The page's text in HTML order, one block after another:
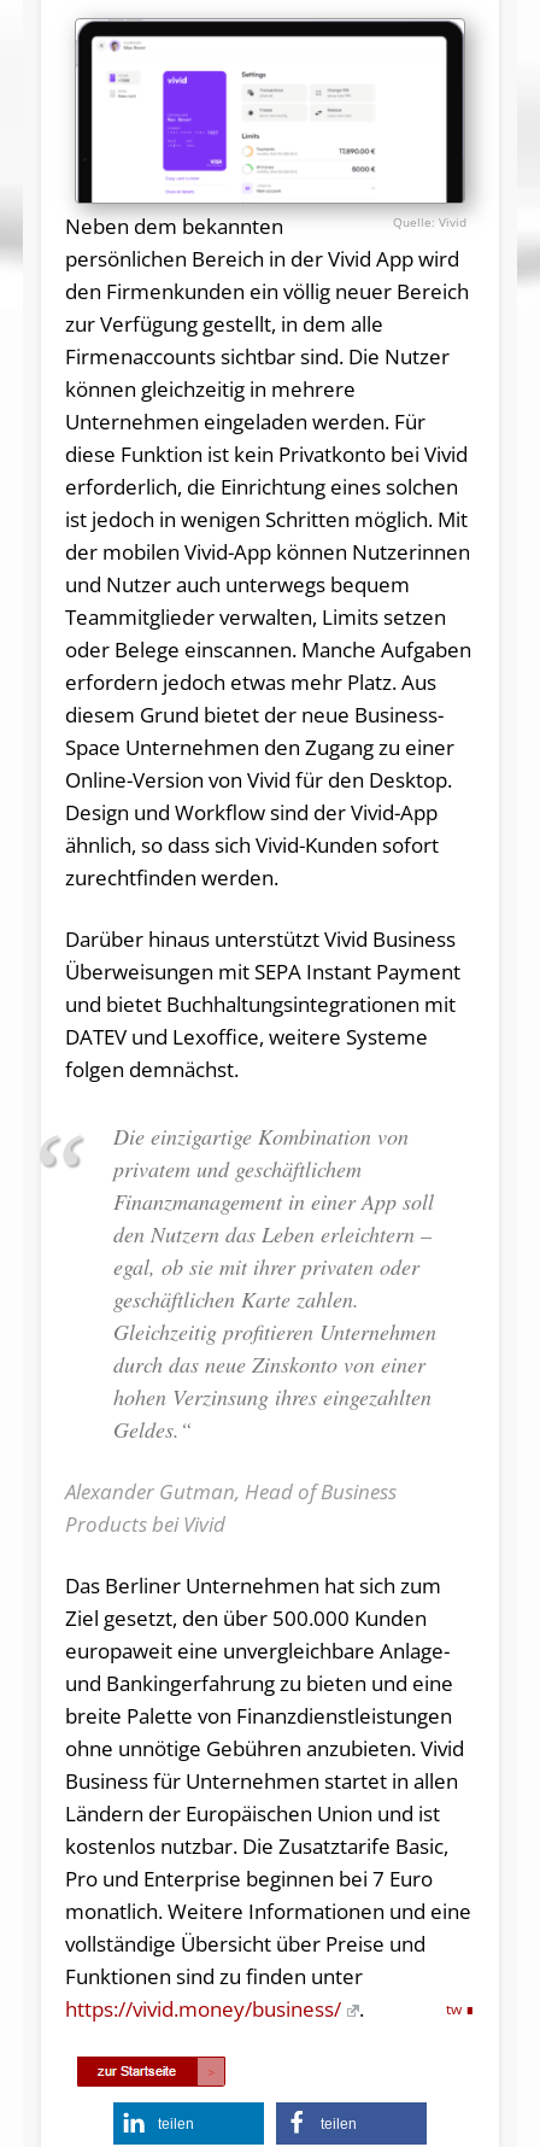
Vivid
Neben dem bekannten
persönlichen Bereich in der Vivid App wird
den Firmenkunden ein völlig neuer Bereich
zur Verfügung gestellt, in dem alle
Firmenaccounts sichtbar sind. Die Nutzer
können gleichzeitig in mehrere
Unternehmen eingeladen werden. Für
diese Funktion ist kein Privatkonto bei Vivid
erforderlich, die Einrichtung eines solchen
ist jedoch in wenigen Schritten möglich. Mit
der mobilen Vivid-App können Nutzerinnen
und Nutzer auch unterwegs bequem
Teammitglieder verwalten, Limits setzen
oder Belege einscannen. Manche Aufgaben
erfordern jedoch etwas mehr Platz. Aus
diesem Grund bietet der neue Business-
Space Unternehmen den Zugang zu einer
Online-Version von Vivid für den Desktop.
Design und Workflow sind der Vivid-App
ähnlich, so dass sich Vivid-Kunden sofort
zurechtfinden werden.
Darüber hinaus unterstützt Vivid Business
Überweisungen mit SEPA Instant Payment
und bietet Buchhaltungsintegrationen mit
DATEV und Lexoffice, weitere Systeme
folgen demnächst.
Die einzigartige Kombination von
privatem und geschäftlichem
Finanzmanagement in einer App soll
den Nutzern das Leben erleichtern –
egal, ob sie mit ihrer privaten oder
geschäftlichen Karte zahlen.
Gleichzeitig profitieren Unternehmen
durch das neue Zinskonto von einer
hohen Verzinsung ihres eingezahlten
Geldes.“
Alexander Gutman, Head of Business
Products bei Vivid
Das Berliner Unternehmen hat sich zum
Ziel gesetzt, den über 500.000 Kunden
europaweit eine unvergleichbare Anlage-
und Bankingerfahrung zu bieten und eine
breite Palette von Finanzdienstleistungen
ohne unnötige Gebühren anzubieten. Vivid
Business für Unternehmen startet in allen
Ländern der Europäischen Union und ist
kostenlos nutzbar. Die Zusatztarife Basic,
Pro und Enterprise beginnen bei 7 Euro
monatlich. Weitere Informationen und eine
vollständige Übersicht über Preise und
Funktionen sind zu finden unter
https://vivid.money/business/
. tw
teilen teilen